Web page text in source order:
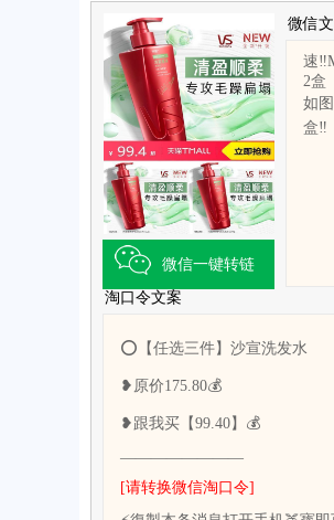
微信一键转链
微信
速
2盒
如
盒‼️
淘口令文案
⭕【任选三件】沙宣洗发水
❥原价175.80💰
❥跟我买【99.40】💰
————————
[请转换微信淘口令]